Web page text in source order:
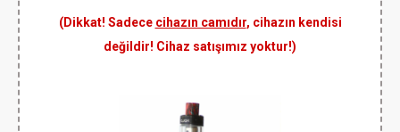
(Dikkat! Sadece cihazın camıdır, cihazın kendisi
değildir! Cihaz satışımız yoktur!)